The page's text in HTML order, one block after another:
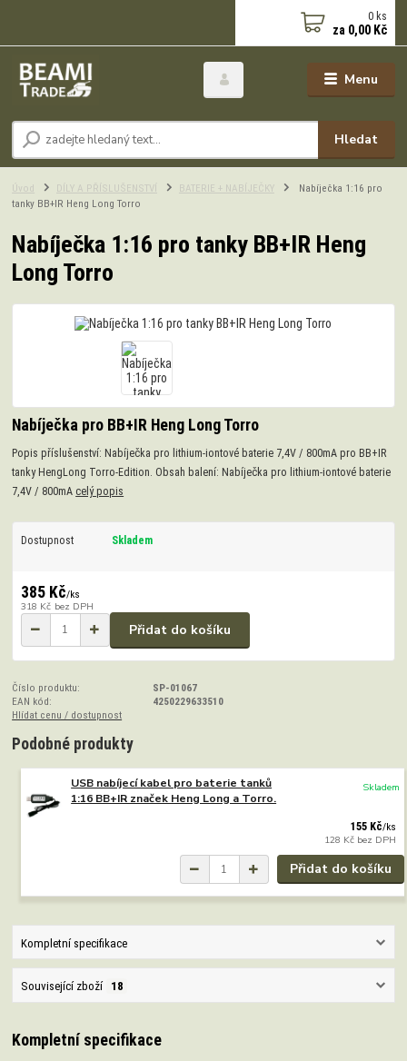
Menu
Hledat
0 ks
za 0,00 Kč
Úvod DÍLY A PŘÍSLUŠENSTVÍ BATERIE + NABÍJEČKY
Nabíječka 1:16 pro
tanky BB+IR Heng Long Torro
Nabíječka 1:16 pro tanky BB+IR Heng
Long Torro
Nabíječka pro BB+IR Heng Long Torro
Popis příslušenství: Nabíječka pro lithium-iontové baterie 7,4V / 800mA pro BB+IR
tanky HengLong Torro-Edition. Obsah balení: Nabíječka pro lithium-iontové baterie
7,4V / 800mA celý popis
Dostupnost Skladem
385 Kč/ks
318 Kč bez DPH
Přidat do košíku
Číslo produktu:
SP-01067
EAN kód:
4250229633510
Hlídat cenu / dostupnost
Podobné produkty
USB nabíjecí kabel pro baterie tanků
1:16 BB+IR značek Heng Long a Torro.
155 Kč/ks
128 Kč bez DPH
Skladem
Přidat do košíku
Kompletní specifikace
Související zboží 18
Kompletní specifikace